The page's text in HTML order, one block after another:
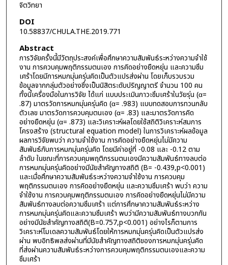
จิตวิทยา
DOI
10.58837/CHULA.THE.2019.771
Abstract
การวิจัยครั้งนี้มีวัตถุประสงค์เพื่อศึกษาความสัมพันธ์ระหว่างความจำใช้
งาน การควบคุมพฤติกรรมตนเอง การคิดอย่างยืดหยุ่น และความซึม
เศร้าโดยมีการหมกมุ่นครุ่นคิดเป็นตัวแปรส่งผ่าน โดยเก็บรวบรวม
ข้อมูลจากกลุ่มตัวอย่างซึ่งเป็นนิสิตระดับปริญญาตรี จำนวน 100 คน
ทั้งนี้เครื่องมือในการวิจัย ได้แก่ แบบประเมินภาวะซึมเศร้าในวัยรุ่น (α=
.87) มาตรวัดการหมกมุ่นครุ่นคิด (α= .983) แบบทดสอบการทวนกลับ
ตัวเลข มาตรวัดการควบคุมตนเอง (α= .83) และมาตรวัดการคิด
อย่างยืดหยุ่น (α= .873) และวิเคราะห์ผลโดยใช้สถิติวิเคราะห์สมการ
โครงสร้าง (structural equation model) ในการวิเคราะห์ผลข้อมูล
ผลการวิจัยพบว่า ความจำใช้งาน การคิดอย่างยืดหยุ่นไม่มีความ
สัมพันธ์กับการหมกมุ่นครุ่นคิด โดยมีค่าอยู่ที่ -0.08 และ -0.12 ตาม
ลำดับ ในขณะที่การควบคุมพฤติกรรมตนเองมีความสัมพันธ์ทางลบต่อ
การหมกมุ่นครุ่นคิดอย่างมีนัยสำคัญทางสถิติ (B= -0.439,p<0.001)
และเมื่อศึกษาความสัมพันธ์ระหว่างความจำใช้งาน การควบคุม
พฤติกรรมตนเอง การคิดอย่างยืดหยุ่น และความซึมเศร้า พบว่า ความ
จำใช้งาน การควบคุมพฤติกรรมตนเอง การคิดอย่างยืดหยุ่นไม่มีความ
สัมพันธ์ทางลบต่อความซึมเศร้า แต่การศึกษาความสัมพันธ์ระหว่าง
การหมกมุ่นครุ่นคิดและความซึมเศร้า พบว่ามีความสัมพันธ์ทางบวกกัน
อย่างมีนัยสำคัญทางสถิติ(B=0.757,p<0.001) อย่างไรก็ตามการ
วิเคราะห์โมเดลความสัมพันธ์โดยให้การหมกมุ่นครุ่นคิดเป็นตัวแปรส่ง
ผ่าน พบอิทธิพลส่งผ่านที่มีนัยสำคัญทางสถิติของการหมกมุ่นครุ่นคิด
ที่ส่งผ่านความสัมพันธ์ระหว่างการควบคุมพฤติกรรมตนเองและความ
ซึมเศร้า